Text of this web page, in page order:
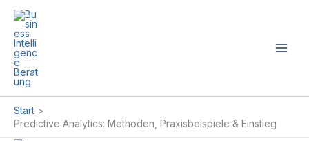
Zum
Inhalt
springen
Start
Predictive Analytics: Methoden, Praxisbeispiele & Einstieg